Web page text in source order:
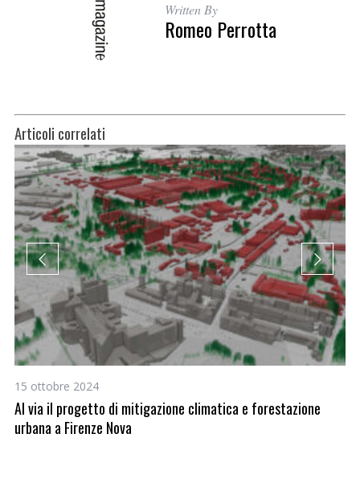
Written By
Romeo Perrotta
Articoli correlati
15 ottobre 2024
Al via il progetto di mitigazione climatica e forestazione
urbana a Firenze Nova